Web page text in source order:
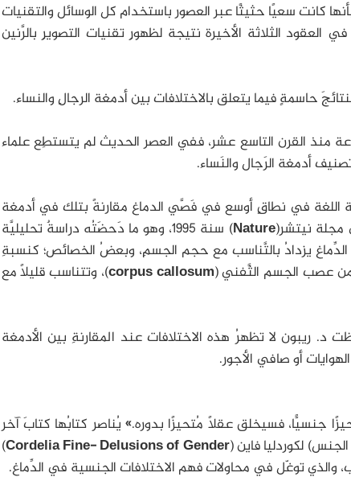
كانت سعيًا حثيثًا عبر العصور باستخدام كل الوسائل والتقنيات
الثلاثة الأخيرة نتيجة لظهورِ تقنيات التصويرِ بالرَّنين
حاسمةٍ فيما يتعلق بالاختلافات بين أدمغة الرجالِ والنساء.
منذ القرن التاسع عشر، ففي العصر الحديث لم يتستطِع علماء
أدمغة الرَجال والنَساء.
اللغة في نطاقٍ أوسع في فَصَّي الدماغ مقارنةً بتلك في أدمغة
مجلة نيتشر(Nature
) سنة 1995، وهو ما دَحضَتُه دراسةٌ تحليليَّة
تُقر أن حجمَ الدِّماغ يزدادُ بالتَّناسب مع حجم الجسمِ، وبعضُ الخصائص؛ كنسبةِ
من عصب الجسم الثَّفني (corpus callosum)، وتتناسب قليلًا مع
د. ريبون لا تظهرُ هذه الاختلافات عند المقارنةِ بين الأدمغة
أو صافي الأجور.
جنسيًّا، فسيخلق عقلًا مُتحيزًا بدوره.» يُناصر كتابُها كتابَ آخر
لكوردليا فاين (Cordelia Fine- Delusions of Gender
)
توغّل في محاولات فهم الاختلافات الجنسية في الدِّماغ.